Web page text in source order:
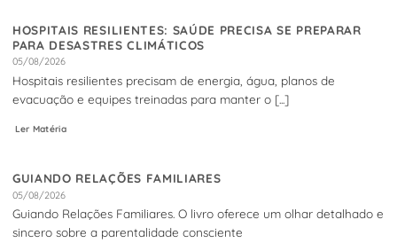
HOSPITAIS RESILIENTES: SAÚDE PRECISA SE PREPARAR
PARA DESASTRES CLIMÁTICOS
05/08/2026
Hospitais resilientes precisam de energia, água, planos de
evacuação e equipes treinadas para manter o [...]
Ler Matéria
GUIANDO RELAÇÕES FAMILIARES
05/08/2026
Guiando Relações Familiares. O livro oferece um olhar detalhado e
sincero sobre a parentalidade consciente